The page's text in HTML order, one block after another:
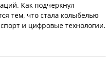
Как подчеркнул
тем, что стала колыбелью
и цифровые технологии.